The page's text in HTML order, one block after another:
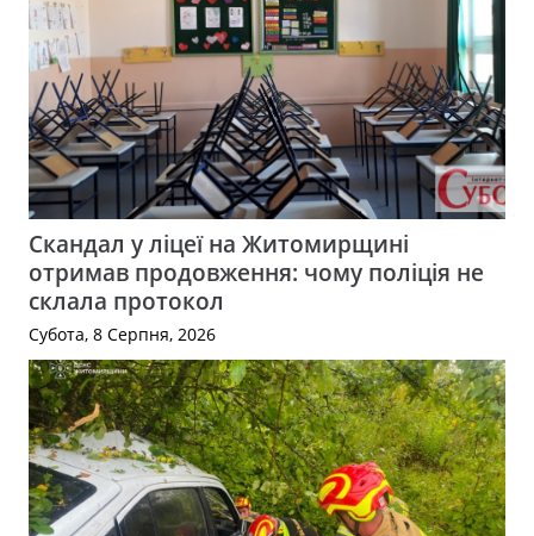
Скандал у ліцеї на Житомирщині
отримав продовження: чому поліція не
склала протокол
Субота, 8 Серпня, 2026